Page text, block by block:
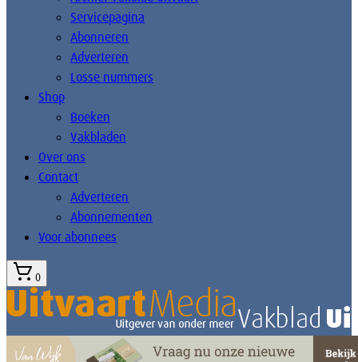
Servicepagina
Abonneren
Adverteren
Losse nummers
Shop
Boeken
Vakbladen
Over ons
Contact
Adverteren
Abonnementen
Voor abonnees
0